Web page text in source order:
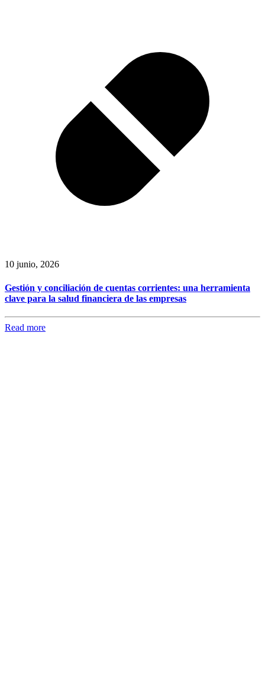
10 junio, 2026
Gestión y conciliación de cuentas corrientes: una herramienta
clave para la salud financiera de las empresas
Read more